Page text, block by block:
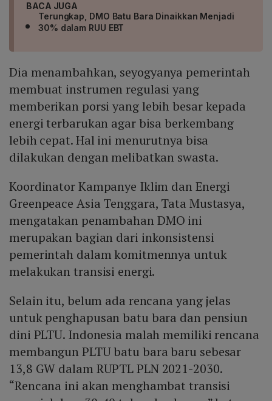
BACA JUGA
Terungkap, DMO Batu Bara Dinaikkan Menjadi
30% dalam RUU EBT
Dia menambahkan, seyogyanya pemerintah
membuat instrumen regulasi yang
memberikan porsi yang lebih besar kepada
energi terbarukan agar bisa berkembang
lebih cepat. Hal ini menurutnya bisa
dilakukan dengan melibatkan swasta.
Koordinator Kampanye Iklim dan Energi
Greenpeace Asia Tenggara, Tata Mustasya,
mengatakan penambahan DMO ini
merupakan bagian dari inkonsistensi
pemerintah dalam komitmennya untuk
melakukan transisi energi.
Selain itu, belum ada rencana yang jelas
untuk penghapusan batu bara dan pensiun
dini PLTU. Indonesia malah memiliki rencana
membangun PLTU batu bara baru sebesar
13,8 GW dalam RUPTL PLN 2021-2030.
“Rencana ini akan menghambat transisi